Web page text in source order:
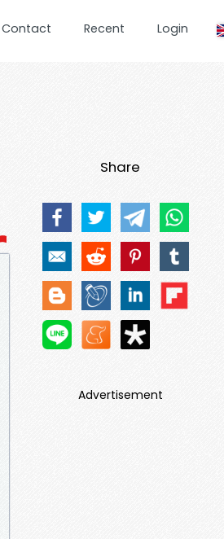
Contact Recent Login
Share
Advertisement